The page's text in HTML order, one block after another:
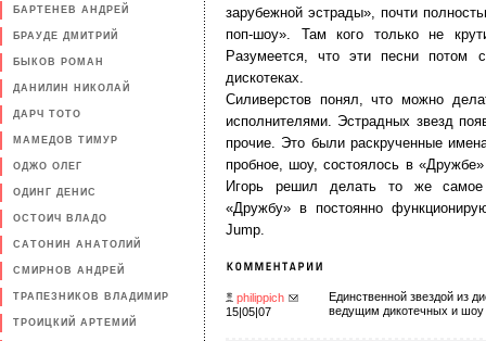
БАРТЕНЕВ АНДРЕЙ
БРАУДЕ ДМИТРИЙ
БЫКОВ РОМАН
ДАНИЛИН НИКОЛАЙ
ДАРЧ ТОТО
МАМЕДОВ ТИМУР
ОДЖО ОЛЕГ
ОДИНГ ДЕНИС
ОСТОИЧ ВЛАДО
САТОНИН АНАТОЛИЙ
СМИРНОВ АНДРЕЙ
ТРАПЕЗНИКОВ ВЛАДИМИР
ТРОИЦКИЙ АРТЕМИЙ
зарубежной эстрады», почти
поп-шоу». Там кого только не
Разумеется, что эти песни потом
дискотеках.
Силиверстов понял, что можно
исполнителями. Эстрадных звезд
прочие. Это были раскрученные
пробное, шоу, состоялось в
Игорь решил делать то же самое
«Дружбу» в постоянно
Jump.
philippich
15|05|07
Единственной звездой из
ведущим дикотечных и шоу